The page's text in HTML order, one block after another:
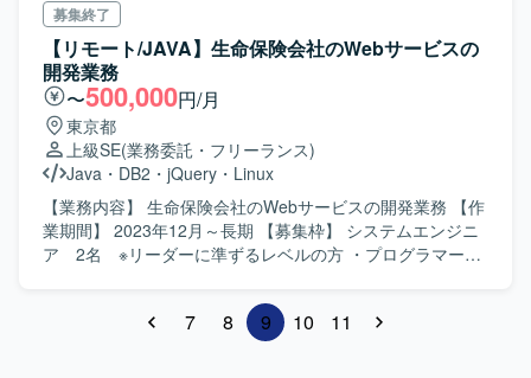
名 ※参画される体制は100名ほど ・業務範囲：設計書作
成、各種調整、各関係者との打合せ ・開発経験：必須 ・開
発環境：Java、Springboot、Vue.js、AWS
募集終了
【リモート/JAVA】生命保険会社のWebサービスの
開発業務
〜500,000円/月
東京都
上級SE(業務委託・フリーランス)
Java ・ DB2 ・ jQuery ・ Linux
【業務内容】 生命保険会社のWebサービスの開発業務 【作
業期間】 2023年12月～長期 【募集枠】 システムエンジニ
ア 2名 ※リーダーに準ずるレベルの方 ・プログラマー
トワークまたは大森（現在週2で大森出勤） 【単価】 スキ
ル見合い（固定） ※スキルによって上振れあり 【面談】
7 8 9 10 11